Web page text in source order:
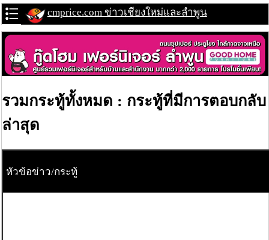
cmprice.com ข่าวเชียงใหม่และลำพูน
รวมกระทู้ทั้งหมด : กระทู้ที่มีการตอบกลับ
ล่าสุด
หัวข้อข่าว/กระทู้